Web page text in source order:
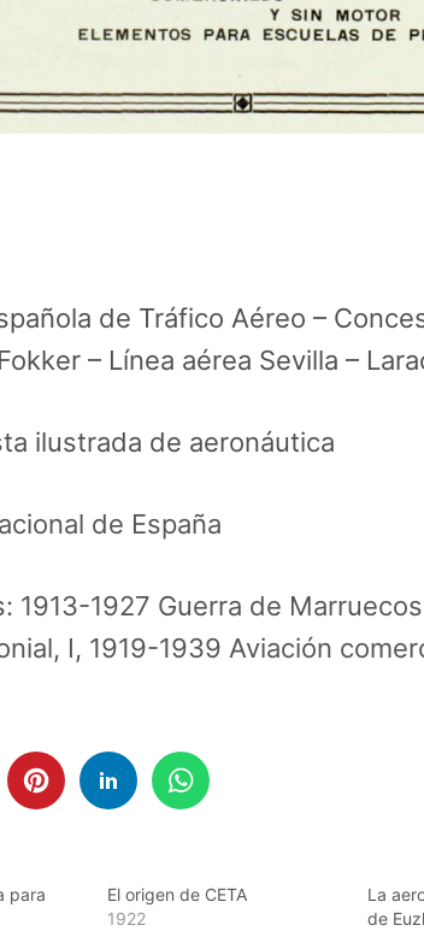
de Tráfico Aéreo –
– Línea aérea Sevilla –
ilustrada de aeronáutica
de España
1913-1927 Guerra de Marruecos
I, 1919-1939 Aviación
para
El origen de CETA
1922
La
de